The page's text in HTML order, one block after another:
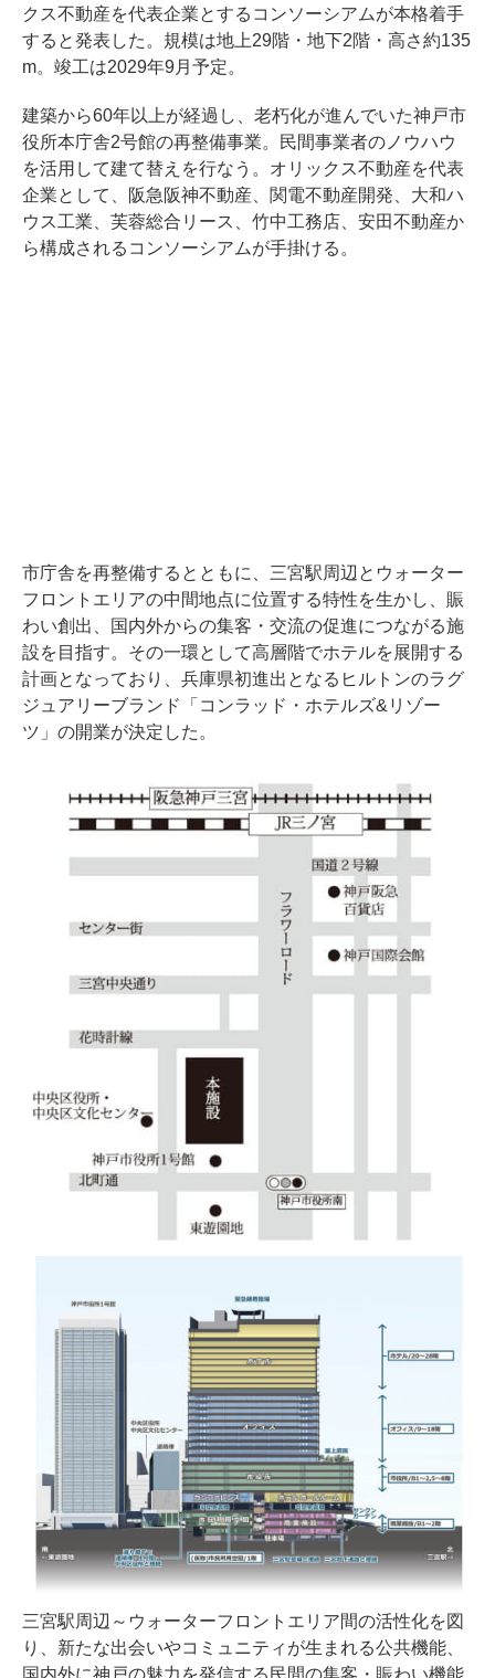
クス不動産を代表企業とするコンソーシアムが本格着手
すると発表した。規模は地上29階・地下2階・高さ約135
m。竣工は2029年9月予定。
建築から60年以上が経過し、老朽化が進んでいた神戸市
役所本庁舎2号館の再整備事業。民間事業者のノウハウ
を活用して建て替えを行なう。オリックス不動産を代表
企業として、阪急阪神不動産、関電不動産開発、大和ハ
ウス工業、芙蓉総合リース、竹中工務店、安田不動産か
ら構成されるコンソーシアムが手掛ける。
市庁舎を再整備するとともに、三宮駅周辺とウォーター
フロントエリアの中間地点に位置する特性を生かし、賑
わい創出、国内外からの集客・交流の促進につながる施
設を目指す。その一環として高層階でホテルを展開する
計画となっており、兵庫県初進出となるヒルトンのラグ
ジュアリーブランド「コンラッド・ホテルズ&リゾー
ツ」の開業が決定した。
三宮駅周辺～ウォーターフロントエリア間の活性化を図
り、新たな出会いやコミュニティが生まれる公共機能、
国内外に神戸の魅力を発信する民間の集客・賑わい機能